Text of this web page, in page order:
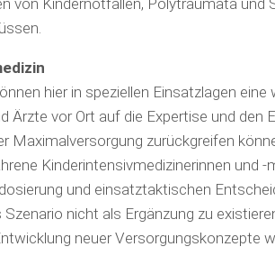
von Kin­dernot­fällen, Poly­traumata und
hier in speziellen Ein­satz­lagen
Ärzte vor Ort auf die Expertise und den
Maximalver­sor­gung zurückgreifen
Kinder­intensiv­medizinerinnen und -
und einsatztaktischen
nicht als Ergänzung zu
neuer Versor­gungs­konzepte